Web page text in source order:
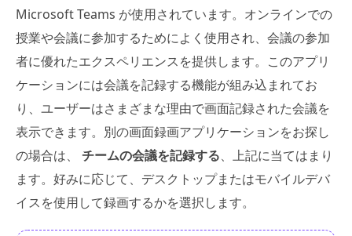
Microsoft Teams が使用されています。オンラインでの
授業や会議に参加するためによく使用され、会議の参加
者に優れたエクスペリエンスを提供します。このアプリ
ケーションには会議を記録する機能が組み込まれてお
り、ユーザーはさまざまな理由で画面記録された会議を
表示できます。別の画面録画アプリケーションをお探し
の場合は、 チームの会議を記録する、上記に当てはまり
ます。好みに応じて、デスクトップまたはモバイルデバ
イスを使用して録画するかを選択します。